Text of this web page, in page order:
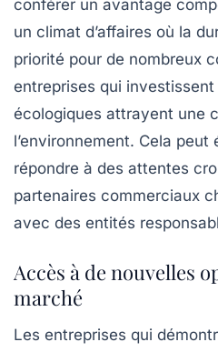
conférer un avantage
un climat d’affaires où la
priorité pour de nombreux
entreprises qui
écologiques attrayent une
l’environnement. Cela peut
répondre à des attentes
partenaires commerciaux
avec des entités
Accès à de nouvelles
marché
Les entreprises qui